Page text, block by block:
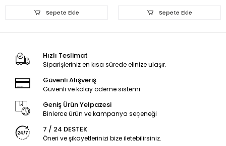
Sepete Ekle Sepete Ekle
Hızlı Teslimat
Siparişleriniz en kısa sürede elinize ulaşır.
Güvenli Alışveriş
Güvenli ve kolay ödeme sistemi
Geniş Ürün Yelpazesi
Binlerce ürün ve kampanya seçeneği
7 / 24 DESTEK
Öneri ve şikayetlerinizi bize iletebilirsiniz.